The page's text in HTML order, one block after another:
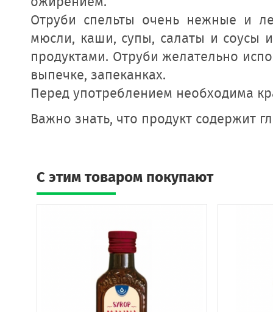
Отруби спельты очень нежные и
мюсли, каши, супы, салаты и соусы
продуктами. Отруби желательно
выпечке, запеканках.
Перед употреблением необходима
Важно знать, что продукт содержит
C этим товаром покупают